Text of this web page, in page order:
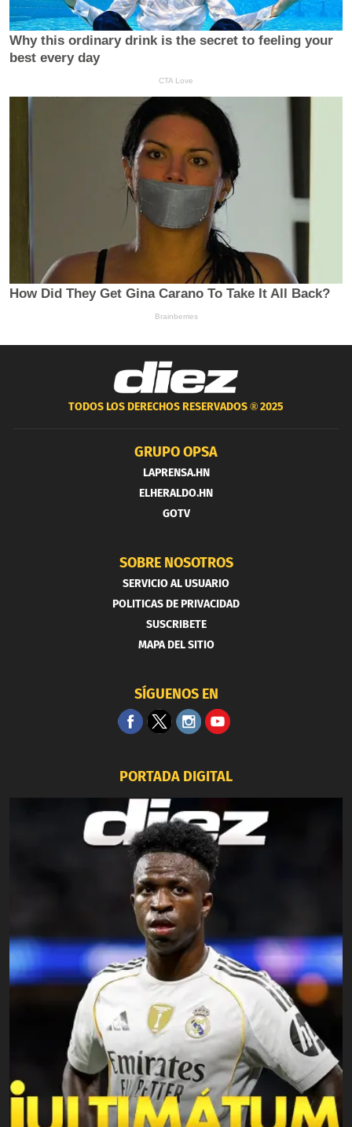
TODOS LOS DERECHOS RESERVADOS ®2025
GRUPO OPSA
LAPRENSA.HN
ELHERALDO.HN
GOTV
SOBRE NOSOTROS
SERVICIO AL USUARIO
POLITICAS DE PRIVACIDAD
SUSCRIBETE
MAPA DEL SITIO
SÍGUENOS EN
PORTADA DIGITAL